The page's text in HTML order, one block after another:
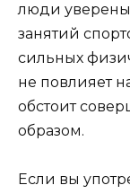
люди
занятий
сильных
не повлияет
обстоит
образом.
Если вы